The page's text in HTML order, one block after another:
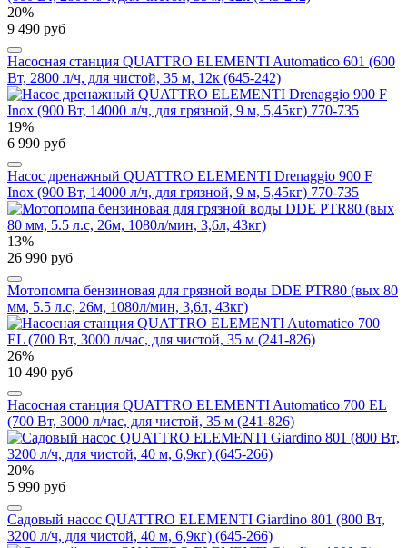
20%
9 490 руб
Насосная станция QUATTRO ELEMENTI Automatico 601 (600
Вт, 2800 л/ч, для чистой, 35 м, 12к (645-242)
19%
6 990 руб
Насос дренажный QUATTRO ELEMENTI Drenaggio 900 F
Inox (900 Вт, 14000 л/ч, для грязной, 9 м, 5,45кг) 770-735
13%
26 990 руб
Мотопомпа бензиновая для грязной воды DDE PTR80 (вых 80
мм, 5.5 л.c, 26м, 1080л/мин, 3,6л, 43кг)
26%
10 490 руб
Насосная станция QUATTRO ELEMENTI Automatico 700 EL
(700 Вт, 3000 л/час, для чистой, 35 м (241-826)
20%
5 990 руб
Садовый насос QUATTRO ELEMENTI Giardino 801 (800 Вт,
3200 л/ч, для чистой, 40 м, 6,9кг) (645-266)